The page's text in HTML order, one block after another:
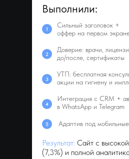
Сильный заголовок +
оффер на первом
Доверие: врачи,
до/после, сертификаты
УТП: бесплатная
акции на гигиену и
Интеграция с CRM +
в WhatsApp и Telegram
Адаптив под
Результат: Сайт с
(7,3%) и полной
Выполнили:
1
2
3
4
5